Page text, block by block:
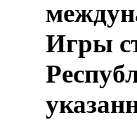
Игры